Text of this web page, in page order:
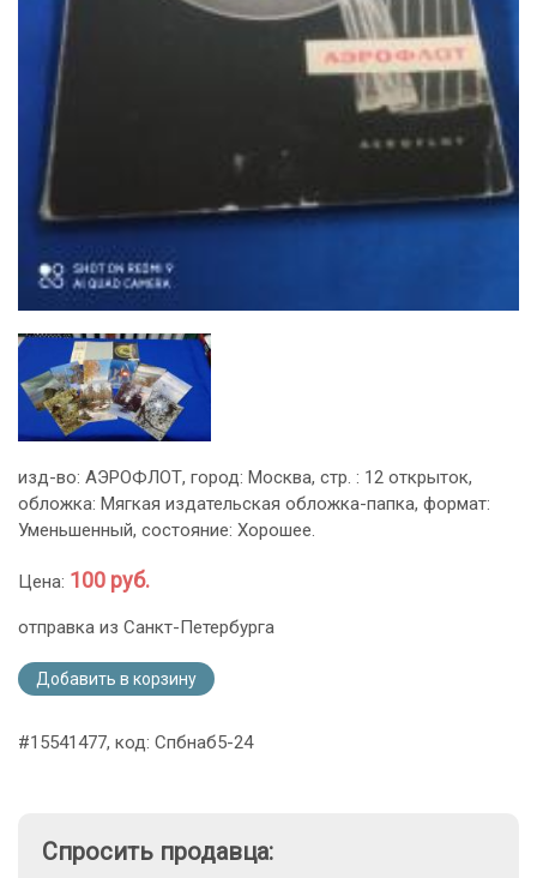
изд-во: АЭРОФЛОТ, город: Москва, стр. : 12 открыток,
обложка: Мягкая издательская обложка-папка, формат:
Уменьшенный, состояние: Хорошее.
Цена: 100 руб.
отправка из Санкт-Петербурга
Добавить в корзину
#15541477, код: Спбнаб5-24
Спросить продавца: